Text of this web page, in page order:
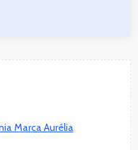
Marca Aurélia